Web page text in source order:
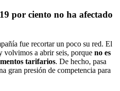
por ciento no ha afectado
fue recortar un poco su red. El
volvimos a abrir seis, porque no es
tarifarios. De hecho, pasa
gran presión de competencia para